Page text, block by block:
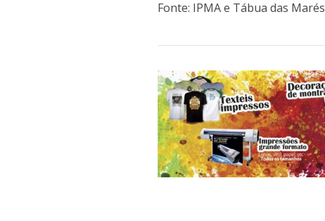
Fonte: IPMA e Tábua das Marés